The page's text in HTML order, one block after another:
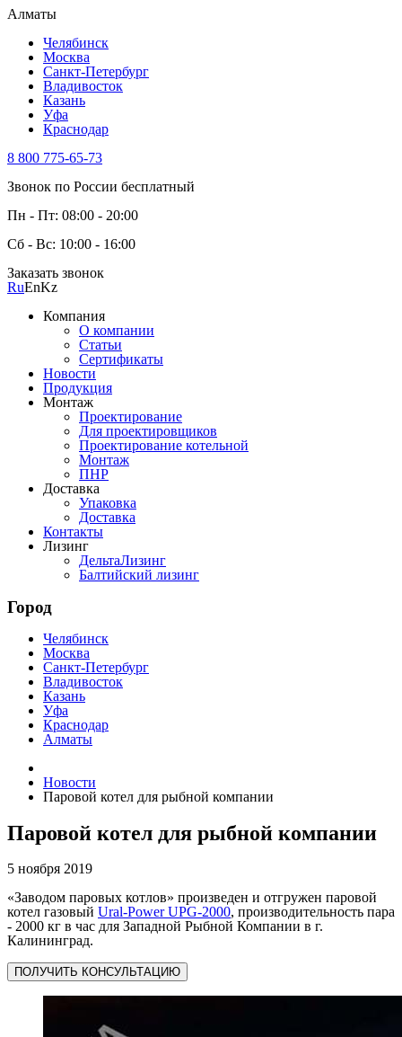
Алматы
Челябинск
Москва
Санкт-Петербург
Владивосток
Казань
Уфа
Краснодар
8 800 775-65-73
Звонок по России бесплатный
Пн - Пт: 08:00 - 20:00
Сб - Вс: 10:00 - 16:00
Заказать звонок
RuEnKz
Компания
О компании
Статьи
Сертификаты
Новости
Продукция
Монтаж
Проектирование
Для проектировщиков
Проектирование котельной
Монтаж
ПНР
Доставка
Упаковка
Доставка
Контакты
Лизинг
ДельтаЛизинг
Балтийский лизинг
Город
Челябинск
Москва
Санкт-Петербург
Владивосток
Казань
Уфа
Краснодар
Алматы
Новости
Паровой котел для рыбной компании
Паровой котел для рыбной компании
5 ноября 2019
«Заводом паровых котлов» произведен и отгружен паровой
котел газовый Ural-Power UPG-2000, производительность пара
- 2000 кг в час для Западной Рыбной Компании в г.
Калининград.
ПОЛУЧИТЬ КОНСУЛЬТАЦИЮ